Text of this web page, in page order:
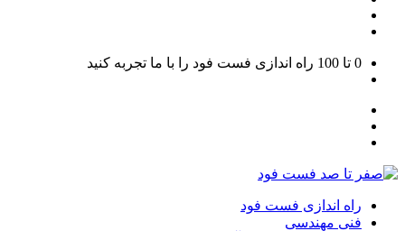
0 تا 100 راه اندازی فست فود را با ما تجربه کنید
راه اندازی فست فود
فنی مهندسی